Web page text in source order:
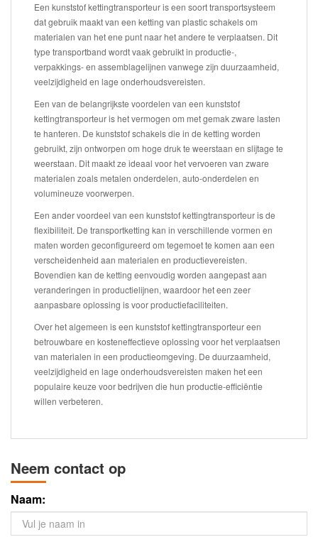
Een kunststof kettingtransporteur is een soort transportsysteem
dat gebruik maakt van een ketting van plastic schakels om
materialen van het ene punt naar het andere te verplaatsen. Dit
type transportband wordt vaak gebruikt in productie-,
verpakkings- en assemblagelijnen vanwege zijn duurzaamheid,
veelzijdigheid en lage onderhoudsvereisten.
Een van de belangrijkste voordelen van een kunststof
kettingtransporteur is het vermogen om met gemak zware lasten
te hanteren. De kunststof schakels die in de ketting worden
gebruikt, zijn ontworpen om hoge druk te weerstaan en slijtage te
weerstaan. Dit maakt ze ideaal voor het vervoeren van zware
materialen zoals metalen onderdelen, auto-onderdelen en
volumineuze voorwerpen.
Een ander voordeel van een kunststof kettingtransporteur is de
flexibiliteit. De transportketting kan in verschillende vormen en
maten worden geconfigureerd om tegemoet te komen aan een
verscheidenheid aan materialen en productievereisten.
Bovendien kan de ketting eenvoudig worden aangepast aan
veranderingen in productielijnen, waardoor het een zeer
aanpasbare oplossing is voor productiefaciliteiten.
Over het algemeen is een kunststof kettingtransporteur een
betrouwbare en kosteneffectieve oplossing voor het verplaatsen
van materialen in een productieomgeving. De duurzaamheid,
veelzijdigheid en lage onderhoudsvereisten maken het een
populaire keuze voor bedrijven die hun productie-efficiëntie
willen verbeteren.
Neem contact op
Naam: